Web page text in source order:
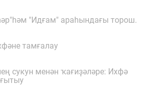
"Идғам" араһындағы торош.
тамғалау
сукун менән ҡағиҙәләре: Ихфә